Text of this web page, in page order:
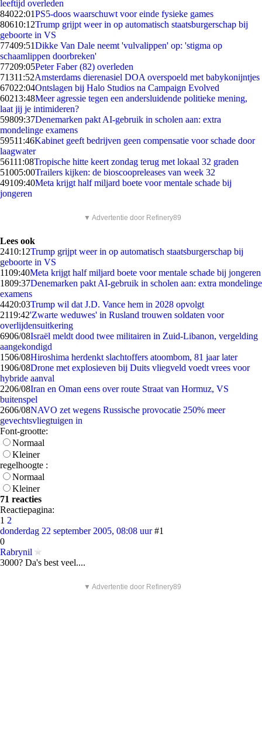
leeftijd overleden
84022:01PS5-doos waarschuwt voor einde fysieke games
80610:12Trump grijpt weer in op automatisch staatsburgerschap bij
geboorte in VS
77409:51Dikke Van Dale neemt 'vulvalippen' op: 'stigma op
schaamlippen doorbreken'
77209:05Peter Faber (82) overleden
71311:52Amsterdams dierenasiel DOA overspoeld met babykonijntjes
67022:04Ontslagen bij Halo Studios na Campaign Evolved
60213:48Meer agressie tegen een andersluidende politieke mening,
laat jij je intimideren?
59809:37Denemarken pakt AI-gebruik in scholen aan: extra
mondelinge examens
59511:46Kabinet geeft bedrijven geen compensatie voor schade door
laagwater
56111:08Tropische hitte keert zondag terug met lokaal 32 graden
51005:00Trailers kijken: de bioscoopreleases van week 32
49109:40Meta krijgt half miljard boete voor mentale schade bij
jongeren
▼ Advertentie door Refinery89
Lees ook
2410:12Trump grijpt weer in op automatisch staatsburgerschap bij
geboorte in VS
1109:40Meta krijgt half miljard boete voor mentale schade bij jongeren
1809:37Denemarken pakt AI-gebruik in scholen aan: extra mondelinge
examens
4420:03Trump wil dat J.D. Vance hem in 2028 opvolgt
2119:42'Zwarte weduwes' in Rusland trouwen soldaten voor
overlijdensuitkering
6906/08Israël meldt dood twee militairen in Zuid-Libanon, vergelding
aangekondigd
1506/08Hiroshima herdenkt slachtoffers atoombom, 81 jaar later
1906/08Drone met explosieven bij Duits vliegveld voedt vrees voor
hybride aanval
2206/08Iran en Oman eens over route Straat van Hormuz, VS
buitenspel
2606/08NAVO zet wegens Russische provocatie 250% meer
gevechtsvliegtuigen in
Font-grootte:
Normaal
Kleiner
regelhoogte :
Normaal
Kleiner
71 reacties
Reactiepagina:
1 2
donderdag 22 september 2005, 08:08 uur #1
0
Rabrynil
3000? Da's best veel....
▼ Advertentie door Refinery89